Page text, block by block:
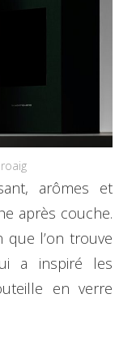
arômes et
après couche.
l’on trouve
a inspiré les
en verre